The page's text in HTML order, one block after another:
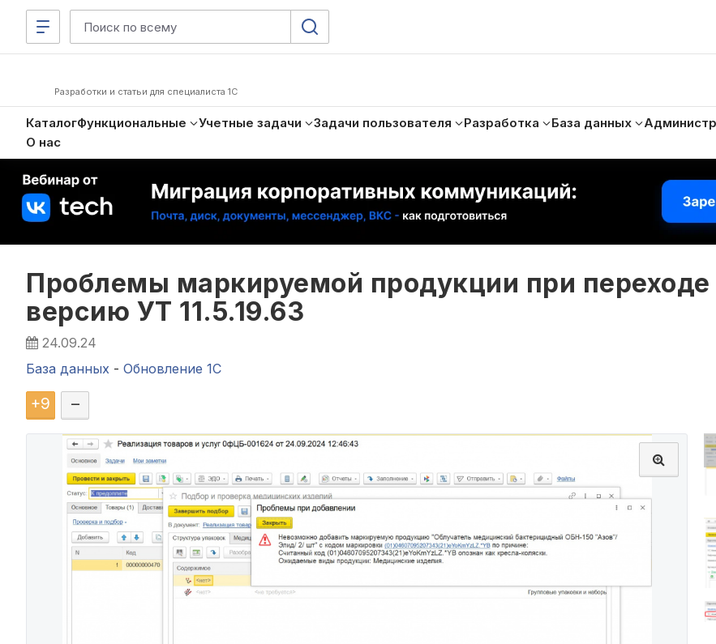
Разработки и статьи для специалиста 1С
КаталогФункциональные Учетные задачи Задачи пользователя Разработка База данных
О нас
Проблемы маркируемой продукции при переходе
версию УТ 11.5.19.63
24.09.24
База данных - Обновление 1С
+9 –